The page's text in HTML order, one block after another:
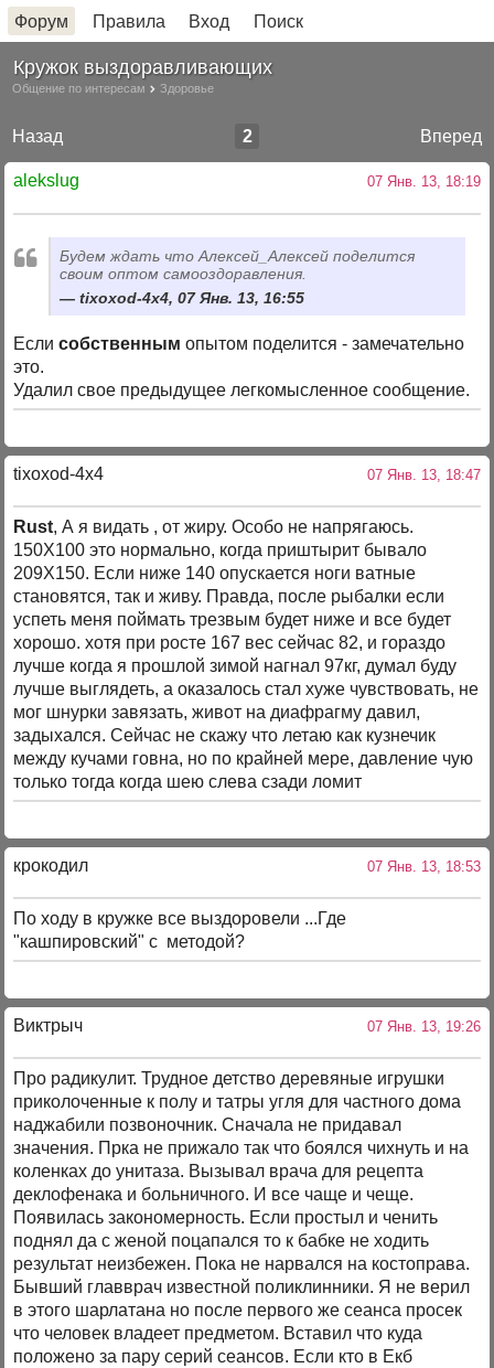
Форум Правила Вход Поиск
Кружок выздоравливающих
Общение по интересам Здоровье
Назад Вперед
2
alekslug 07 Янв. 13, 18:19
Будем ждать что Алексей_Алексей поделится
своим оптом самооздоравления.
tixoxod-4x4, 07 Янв. 13, 16:55
Еслисобственным опытом поделится - замечательно
это.
Удалил свое предыдущее легкомысленное сообщение.
tixoxod-4x4 07 Янв. 13, 18:47
Rust, А я видать , от жиру. Особо не напрягаюсь.
150Х100 это нормально, когда приштырит бывало
209Х150. Если ниже 140 опускается ноги ватные
становятся, так и живу. Правда, после рыбалки если
успеть меня поймать трезвым будет ниже и все будет
хорошо. хотя при росте 167 вес сейчас 82, и гораздо
лучше когда я прошлой зимой нагнал 97кг, думал буду
лучше выглядеть, а оказалось стал хуже чувствовать, не
мог шнурки завязать, живот на диафрагму давил,
задыхался. Сейчас не скажу что летаю как кузнечик
между кучами говна, но по крайней мере, давление чую
только тогда когда шею слева сзади ломит
крокодил 07 Янв. 13, 18:53
По ходу в кружке все выздоровели ...Где
"кашпировский" с методой?
Виктрыч 07 Янв. 13, 19:26
Про радикулит. Трудное детство деревяные игрушки
приколоченные к полу и татры угля для частного дома
наджабили позвоночник. Сначала не придавал
значения. Прка не прижало так что боялся чихнуть и на
коленках до унитаза. Вызывал врача для рецепта
деклофенака и больничного. И все чаще и чеще.
Появилась закономерность. Если простыл и ченить
поднял да с женой поцапался то к бабке не ходить
результат неизбежен. Пока не нарвался на костоправа.
Бывший главврач известной поликлинники. Я не верил
в этого шарлатана но после первого же сеанса просек
что человек владеет предметом. Вставил что куда
положено за пару серий сеансов. Если кто в Екб